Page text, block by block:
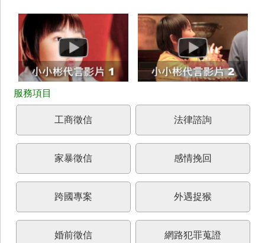
工商徵信 法律諮詢
家暴徵信 感情挽回
跨國專案 外遇捉猴
婚前徵信 網路犯罪蒐證